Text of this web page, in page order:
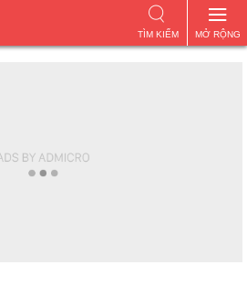
MỞ RỘNG
TÌM KIẾM